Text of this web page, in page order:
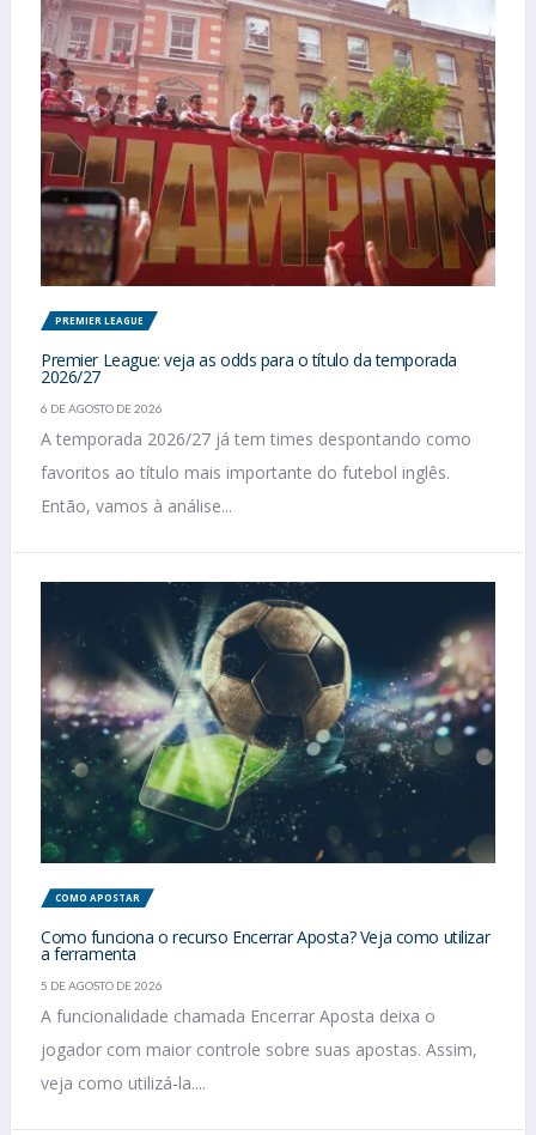
PREMIER LEAGUE
Premier League: veja as odds para o título da temporada
2026/27
6 DE AGOSTO DE 2026
A temporada 2026/27 já tem times despontando como
favoritos ao título mais importante do futebol inglês.
Então, vamos à análise...
COMO APOSTAR
Como funciona o recurso Encerrar Aposta? Veja como utilizar
a ferramenta
5 DE AGOSTO DE 2026
A funcionalidade chamada Encerrar Aposta deixa o
jogador com maior controle sobre suas apostas. Assim,
veja como utilizá-la....